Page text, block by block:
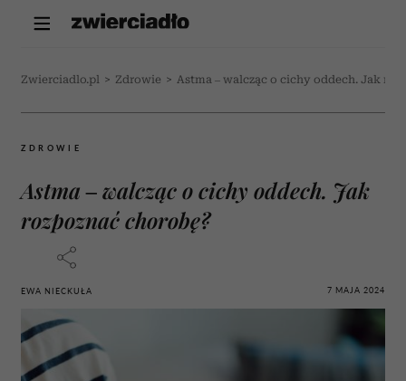
Zwierciadlo.pl > Zdrowie > Astma – walcząc o cichy oddech. Jak
ZDROWIE
Astma – walcząc o cichy oddech. Jak
rozpoznać chorobę?
EWA NIECKUŁA 7 MAJA 2024